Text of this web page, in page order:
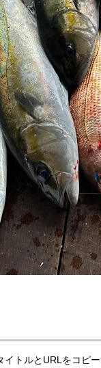
山に囲
に没頭黒
イトルとURLをコピ